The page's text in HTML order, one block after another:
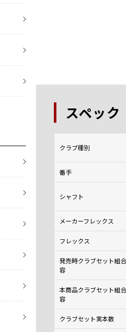
スペック
クラブ種別
番手
シャフト
メーカーフレックス
フレックス
発売時クラブセット組
容
本商品クラブセット組
容
クラブセット実本数